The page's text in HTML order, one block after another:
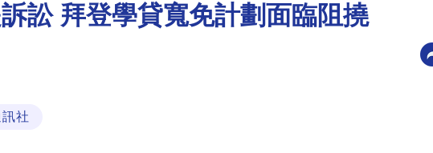
訟 拜登學貸寬免計劃面臨阻撓
社